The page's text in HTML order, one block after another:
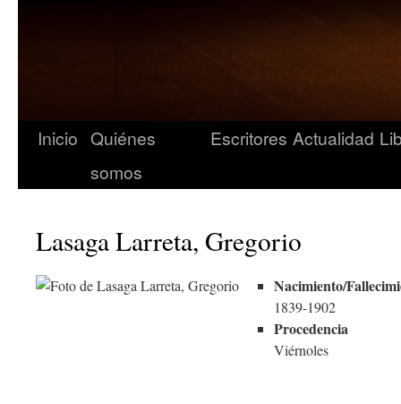
Inicio Quiénes
somos
Escritores Actualidad
Lasaga Larreta, Gregorio
Nacimiento/
1839-1902
Procedencia
Viérnoles